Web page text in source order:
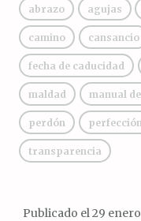
abrazo agujas
camino cansancio
fecha de caducidad
maldad manual
perdón
transparencia
Publicado el 29